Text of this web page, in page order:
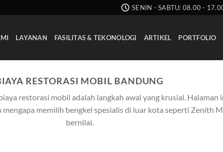
SENIN - SABTU: 08.00 -
LAYANAN FASILITAS & TEKONOLOGI ARTIKEL PORTFOLIO
RESTORASI MOBIL BANDUNG
restorasi mobil adalah langkah awal yang krusial.
memilih bengkel spesialis di luar kota seperti Zenith
bernilai.